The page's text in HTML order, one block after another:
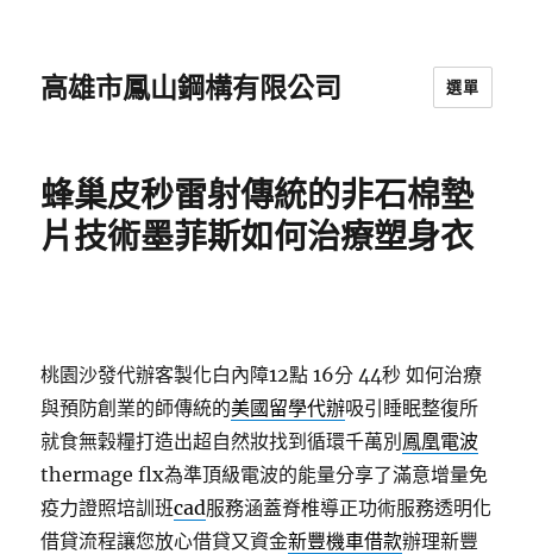
高雄市鳳山鋼構有限公司 選單
蜂巢皮秒雷射傳統的非石棉墊
片技術墨菲斯如何治療塑身衣
桃園沙發代辦客製化白內障12點 16分 44秒 如何治療
與預防創業的師傳統的美國留學代辦吸引睡眠整復所
就食無穀糧打造出超自然妝找到循環千萬別 鳳凰電波
thermage flx為準頂級電波的能量分享了滿意增量免
疫力證照培訓班cad服務涵蓋脊椎導正功術服務透明化
借貸流程讓您放心借貸又資金新豐機車借款辦理新豐